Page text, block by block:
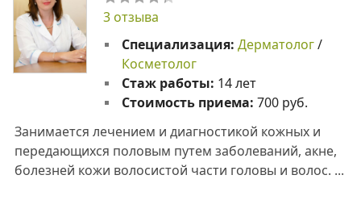
3 отзыва
Специализация: Дерматолог/
Косметолог
Стаж работы: 14 лет
Стоимость приема: 700 руб.
Занимается лечением и диагностикой кожных и
передающихся половым путем заболеваний, акне,
болезней кожи волосистой части головы и волос. ...